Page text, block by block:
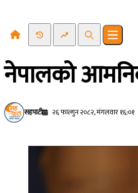
Recent NewsTrending News
SearchOpen
नेपालको
सहपाटी २६ फाल्गुन २०८२, मंगलवार १६:०१